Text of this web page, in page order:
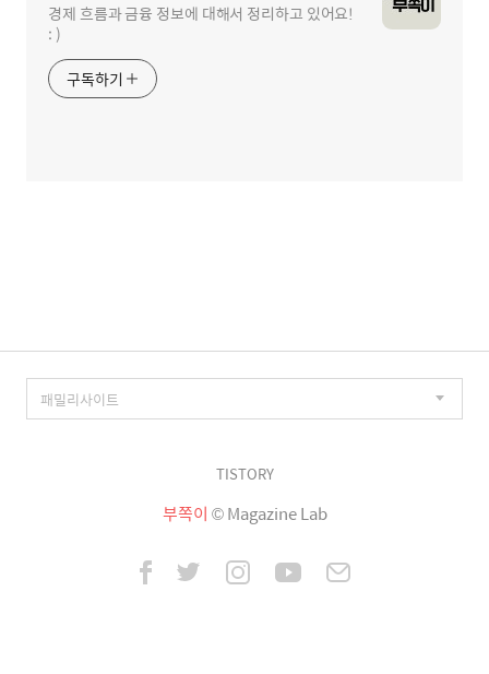
경제 흐름과 금융 정보에 대해서 정리하고 있어요!
: )
구독하기
TISTORY
부쪽이 © Magazine Lab